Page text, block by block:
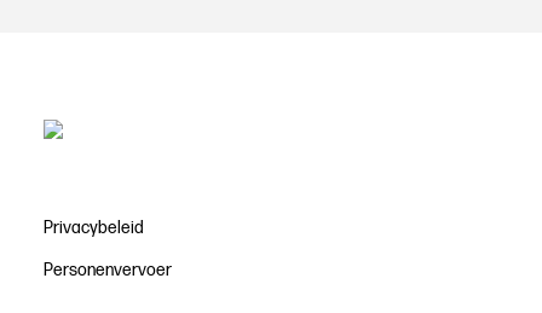
Privacybeleid
Personenvervoer